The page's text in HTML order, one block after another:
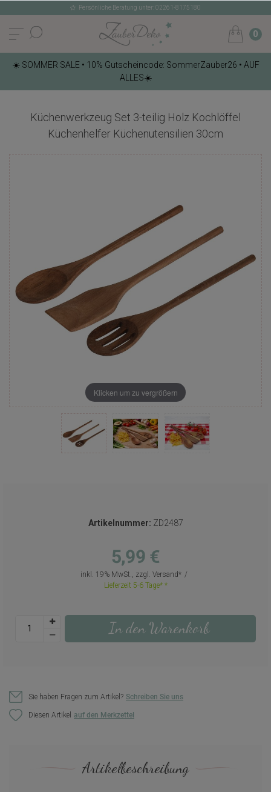
Persönliche Beratung unter: 02261-8175180
0
☀️ SOMMER SALE • 10% Gutscheincode: SommerZauber26 • AUF
ALLES☀️
Küchenwerkzeug Set 3-teilig Holz Kochlöffel
Küchenhelfer Küchenutensilien 30cm
Klicken um zu vergrößern
Artikelnummer: ZD2487
5,99 €
inkl. 19% MwSt., zzgl. Versand
Lieferzeit 5-6 Tage*
In den Warenkorb
Sie haben Fragen zum Artikel? Schreiben Sie uns
Diesen Artikel
Artikelbeschreibung